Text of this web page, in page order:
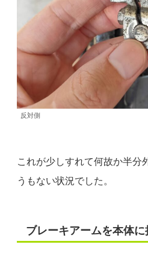
反対側
これが少しすれて何故か半分
うもない状況でした。
ブレーキアームを本体に